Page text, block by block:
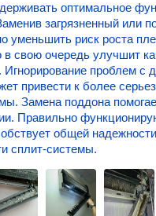
оптимальное
загрязненный или
уменьшить риск роста
в свою очередь улучшит
Игнорирование проблем с
привести к более
Замена поддона
Правильно
общей
сплит-системы.